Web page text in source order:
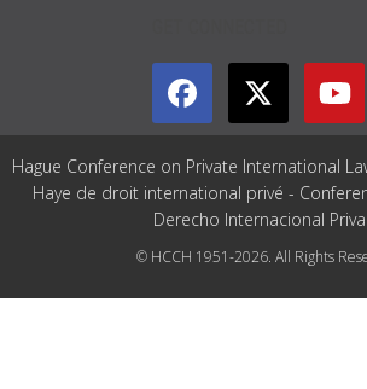
Hague Conference on Private International
Haye de droit international privé -
Derecho Internacional
© HCCH 1951-2026. All Rights